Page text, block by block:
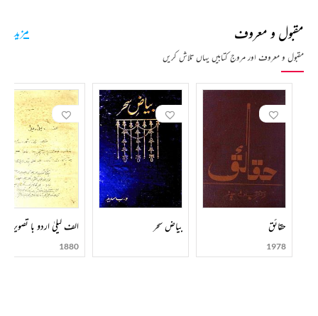
مقبول و معروف
مقبول و معروف اور مروج کتابیں یہاں تلاش کریں
مزید
حقائق
1978
بیاض سحر الف لیلیٰ اردو با تصویر
1880